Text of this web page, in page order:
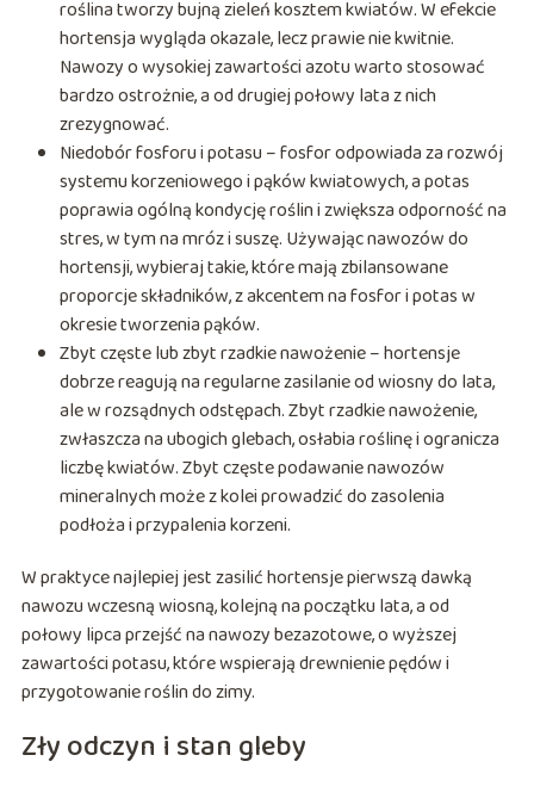
roślina tworzy bujną zieleń kosztem kwiatów. W efekcie
hortensja wygląda okazale, lecz prawie nie kwitnie.
Nawozy o wysokiej zawartości azotu warto stosować
bardzo ostrożnie, a od drugiej połowy lata z nich
zrezygnować.
Niedobór fosforu i potasu – fosfor odpowiada za rozwój
systemu korzeniowego i pąków kwiatowych, a potas
poprawia ogólną kondycję roślin i zwiększa odporność na
stres, w tym na mróz i suszę. Używając nawozów do
hortensji, wybieraj takie, które mają zbilansowane
proporcje składników, z akcentem na fosfor i potas w
okresie tworzenia pąków.
Zbyt częste lub zbyt rzadkie nawożenie – hortensje
dobrze reagują na regularne zasilanie od wiosny do lata,
ale w rozsądnych odstępach. Zbyt rzadkie nawożenie,
zwłaszcza na ubogich glebach, osłabia roślinę i ogranicza
liczbę kwiatów. Zbyt częste podawanie nawozów
mineralnych może z kolei prowadzić do zasolenia
podłoża i przypalenia korzeni.
W praktyce najlepiej jest zasilić hortensje pierwszą dawką
nawozu wczesną wiosną, kolejną na początku lata, a od
połowy lipca przejść na nawozy bezazotowe, o wyższej
zawartości potasu, które wspierają drewnienie pędów i
przygotowanie roślin do zimy.
Zły odczyn i stan gleby